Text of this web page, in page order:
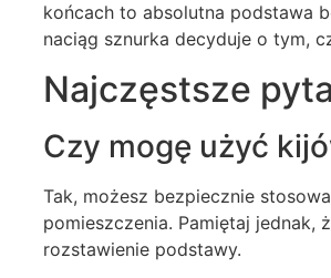
końcach to absolutna podstawa
naciąg sznurka decyduje o tym,
Najczęstsze
Czy mogę użyć
Tak, możesz bezpiecznie
pomieszczenia. Pamiętaj jednak,
rozstawienie podstawy.